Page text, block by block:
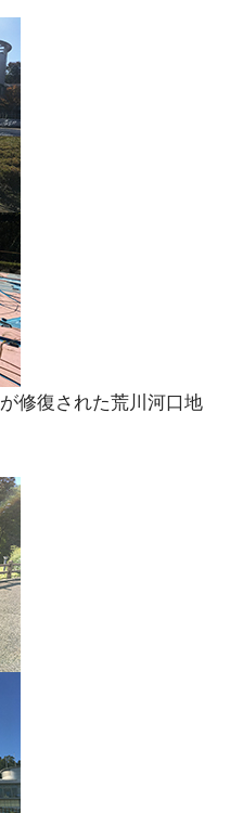
修復された荒川河口地